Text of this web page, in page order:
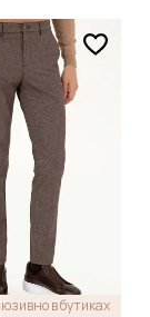
в бутиках